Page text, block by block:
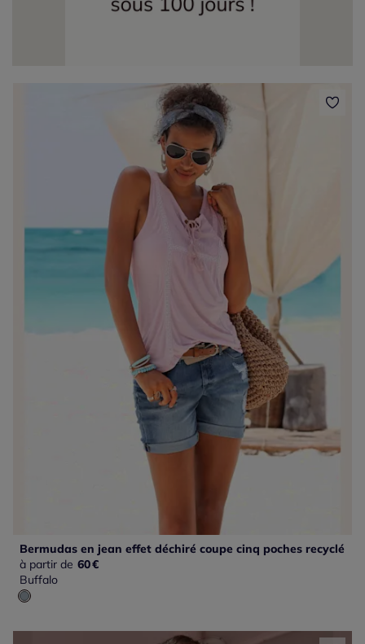
Bermudas en jean effet déchiré coupe cinq poches recyclé
à partir de 60€
Buffalo